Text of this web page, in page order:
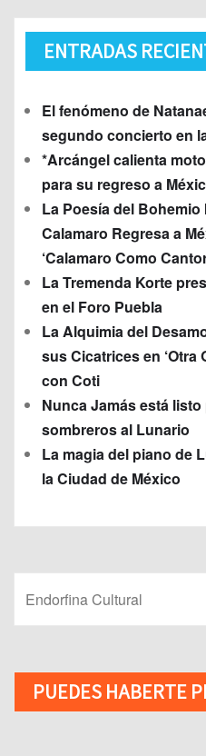
ENTRADAS
El fenómeno de
segundo concierto en
*Arcángel calienta
para su regreso a
La Poesía del
Calamaro Regresa a
‘Calamaro Como
La Tremenda Korte
en el Foro Puebla
La Alquimia del
sus Cicatrices en ‘Otra
con Coti
Nunca Jamás está
sombreros al Lunario
La magia del piano de
la Ciudad de México
Endorfina Cultural
PUEDES HABERTE